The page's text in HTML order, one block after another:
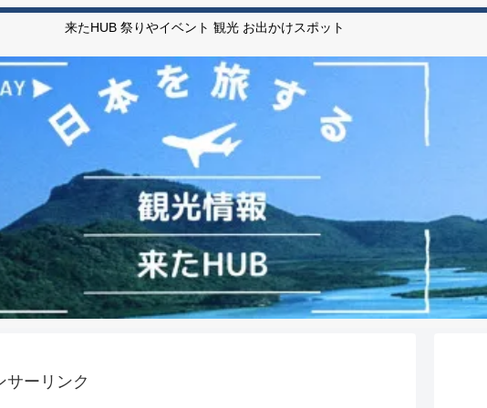
来たHUB 祭りやイベント 観光 お出かけスポット
サーリンク